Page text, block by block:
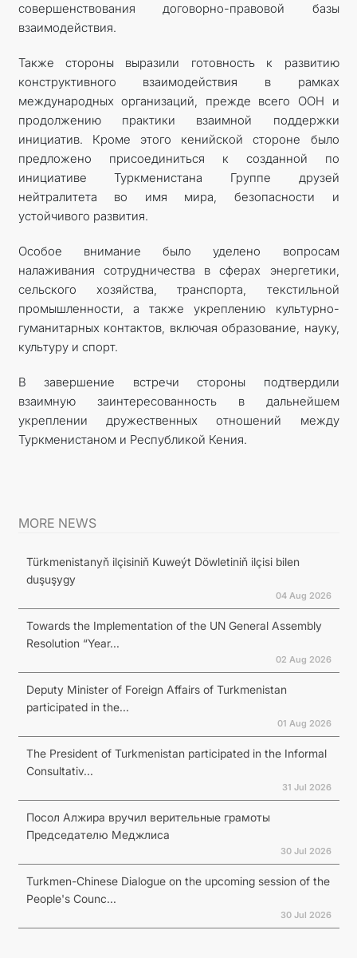
совершенствования договорно-правовой базы
взаимодействия.
Также стороны выразили готовность к развитию
конструктивного взаимодействия в рамках
международных организаций, прежде всего ООН и
продолжению практики взаимной поддержки
инициатив. Кроме этого кенийской стороне было
предложено присоединиться к созданной по
инициативе Туркменистана Группе друзей
нейтралитета во имя мира, безопасности и
устойчивого развития.
Особое внимание было уделено вопросам
налаживания сотрудничества в сферах энергетики,
сельского хозяйства, транспорта, текстильной
промышленности, а также укреплению культурно-
гуманитарных контактов, включая образование, науку,
культуру и спорт.
В завершение встречи стороны подтвердили
взаимную заинтересованность в дальнейшем
укреплении дружественных отношений между
Туркменистаном и Республикой Кения.
MORE NEWS
Türkmenistanyň ilçisiniň Kuweýt Döwletiniň ilçisi bilen
duşuşygy
04 Aug 2026
Towards the Implementation of the UN General Assembly
Resolution “Year...
02 Aug 2026
Deputy Minister of Foreign Affairs of Turkmenistan
participated in the...
01 Aug 2026
The President of Turkmenistan participated in the Informal
Consultativ...
31 Jul 2026
Посол Алжира вручил верительные грамоты
Председателю Меджлиса
30 Jul 2026
Turkmen-Chinese Dialogue on the upcoming session of the
People's Counc...
30 Jul 2026